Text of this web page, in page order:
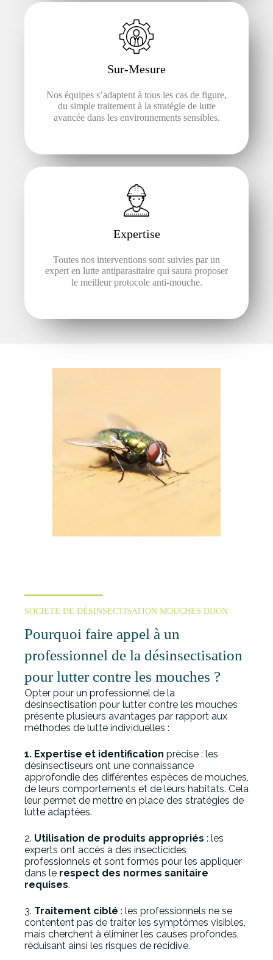
Sur-Mesure
Nos équipes s’adaptent à tous les cas de figure,
du simple traitement à la stratégie de lutte
avancée dans les environnements sensibles.
Expertise
Toutes nos interventions sont suivies par un
expert en lutte antiparasitaire qui saura proposer
le meilleur protocole anti-mouche.
SOCIETE DE DÉSINSECTISATION MOUCHES DIJON
Pourquoi faire appel à un
professionnel de la désinsectisation
pour lutter contre les mouches ?
Opter pour un professionnel de la
désinsectisation pour lutter contre les mouches
présente plusieurs avantages par rapport aux
méthodes de lutte individuelles :
1. Expertise et identification précise : les
désinsectiseurs ont une connaissance
approfondie des différentes espèces de mouches,
de leurs comportements et de leurs habitats. Cela
leur permet de mettre en place des stratégies de
lutte adaptées.
2. Utilisation de produits appropriés : les
experts ont accès à des insecticides
professionnels et sont formés pour les appliquer
dans le respect des normes sanitaire
requises.
3. Traitement ciblé : les professionnels ne se
contentent pas de traiter les symptômes visibles,
mais cherchent à éliminer les causes profondes,
réduisant ainsi les risques de récidive.